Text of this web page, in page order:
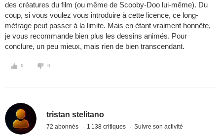
des créatures du film (ou même de Scooby-Doo lui-même). Du
coup, si vous voulez vous introduire à cette licence, ce long-
métrage peut passer à la limite. Mais en étant vraiment honnête,
je vous recommande bien plus les dessins animés. Pour
conclure, un peu mieux, mais rien de bien transcendant.
0 0
tristan stelitano
72 abonnés 1 138 critiques Suivre son activité